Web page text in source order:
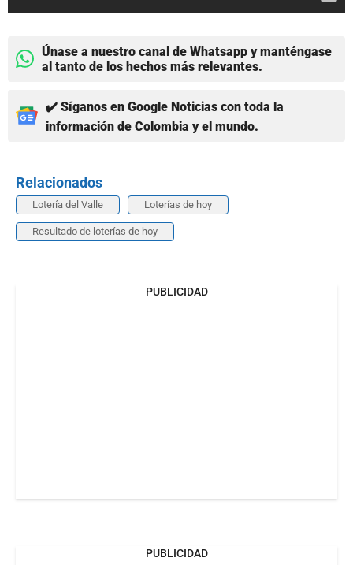
Únase a nuestro canal de Whatsapp y manténgase
al tanto de los hechos más relevantes.
✔️ Síganos en Google Noticias con toda la
información de Colombia y el mundo.
Relacionados
Lotería del Valle Loterías de hoy
Resultado de loterías de hoy
PUBLICIDAD
PUBLICIDAD